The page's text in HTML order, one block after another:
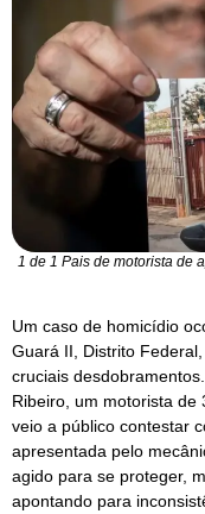
1 de 1 Pais de motorista de
Um caso de homicídio
Guará II, Distrito
cruciais
Ribeiro, um motorista de
veio a público contestar
apresentada pelo
agido para se proteger,
apontando para